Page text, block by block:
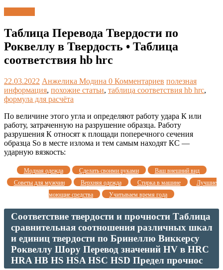
Таблица Перевода Твердости по
Роквеллу в Твердость • Таблица
соответствия hb hrc
22.03.2022 Анжелика Модина 0 Комментариев полезная
информация, похожие статьи, таблица соответствия hb hrc,
формула для расчёта
По величине этого угла и определяют работу удара К или
работу, затраченную на разрушение образца. Работу
разрушения К относят к площади поперечного сечения
образца So в месте излома и тем самым находят КС —
ударную вязкость:
Модная одежда Сделать своими руками
Ваш внешний вид
Советы для мужчин
Верхняя одежда Стирка в машине
Лучшие
моющие средства
Учитываем время года
Соответствие твердости и прочности Таблица
сравнительная соотношения различных шкал
и единиц твердости по Бринеллю Виккерсу
Роквеллу Шору Перевод значений HV в HRC
HRA HB HS HSA HSC HSD Предел прочнос